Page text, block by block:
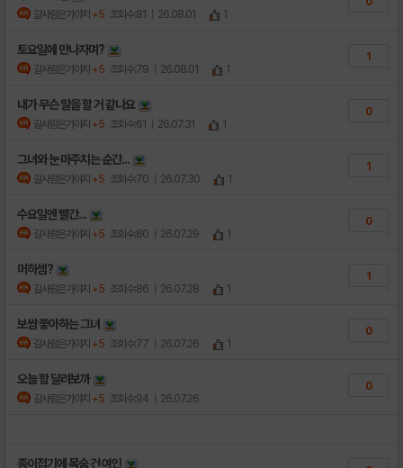
갈사람은가야지 +5 조회수:81 | 26.08.01 1
토요일에 만나자며?
갈사람은가야지 +5 조회수:79 | 26.08.01 1
1
내가 무슨 말을 할 거 같나요
갈사람은가야지 +5 조회수:61 | 26.07.31 1
0
그녀와 눈 마주치는 순간...
갈사람은가야지 +5 조회수:70 | 26.07.30 1
1
수요일엔 빨간...
갈사람은가야지 +5 조회수:80 | 26.07.29 1
0
머하셈?
갈사람은가야지 +5 조회수:86 | 26.07.28 1
1
보쌈 좋아하는 그녀
갈사람은가야지 +5 조회수:77 | 26.07.26 1
0
오늘 함 달려보까
갈사람은가야지 +5 조회수:94 | 26.07.26
0
종이접기에 목숨 건 여인